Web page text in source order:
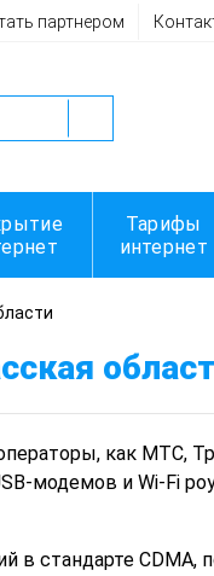
партнером
Тарифы
интернет
как МТС,
модемов и Wi-Fi
в стандарте CDMA,